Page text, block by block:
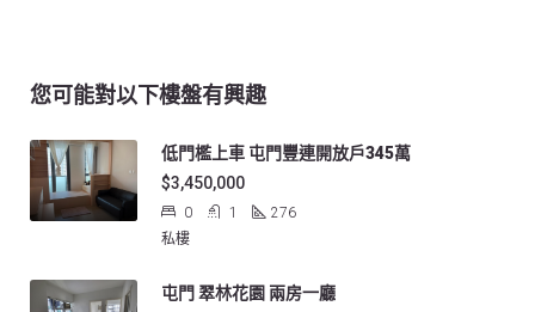
您可能對以下樓盤有興趣
低門檻上車 屯門豐連開放戶345萬
$3,450,000
0 1
276
私樓
屯門 翠林花園 兩房一廳